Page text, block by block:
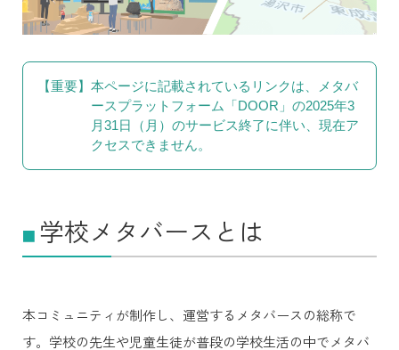
【重要】 本ページに記載されているリンクは、メタバ
ースプラットフォーム「DOOR」の2025年3
月31日（月）のサービス終了に伴い、現在ア
クセスできません。
■ 学校メタバースとは
本コミュニティが制作し、運営するメタバースの総称で
す。学校の先生や児童生徒が普段の学校生活の中でメタバ